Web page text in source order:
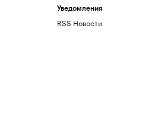
Уведомления
RSS Новости